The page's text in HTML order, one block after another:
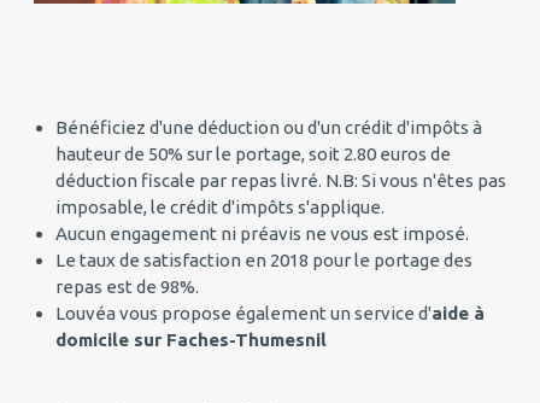
Bénéficiez d'une déduction ou d'un crédit d'impôts à
hauteur de 50% sur le portage, soit 2.80 euros de
déduction fiscale par repas livré. N.B: Si vous n'êtes pas
imposable, le crédit d'impôts s'applique.
Aucun engagement ni préavis ne vous est imposé.
Le taux de satisfaction en 2018 pour le portage des
repas est de 98%.
Louvéa vous propose également un service d'aide à
domicile sur Faches-Thumesnil